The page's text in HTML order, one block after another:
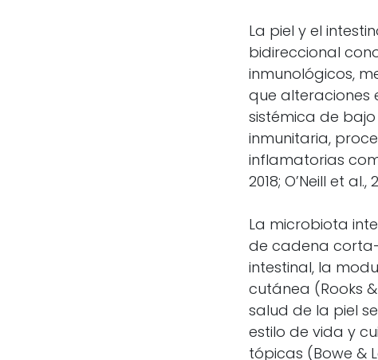
La piel y el
bidireccional
inmunológicos,
que alteraciones
sistémica de
inmunitaria,
inflamatorias
2018; O’Neill et al.,
La microbiota
de cadena
intestinal, la
cutánea (Rooks
salud de la piel
estilo de vida y
tópicas (Bowe &